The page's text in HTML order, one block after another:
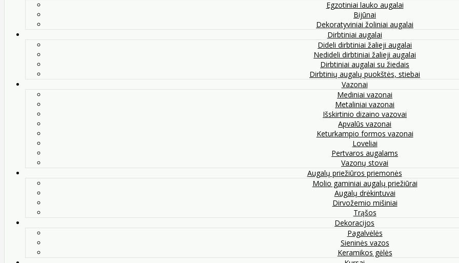
Egzotiniai lauko augalai
Bijūnai
Dekoratyviniai žoliniai augalai
Dirbtiniai augalai
Dideli dirbtiniai žalieji augalai
Nedideli dirbtiniai žalieji augalai
Dirbtiniai augalai su žiedais
Dirbtinių augalų puokštės, stiebai
Vazonai
Mediniai vazonai
Metaliniai vazonai
Išskirtinio dizaino vazovai
Apvalūs vazonai
Keturkampio formos vazonai
Loveliai
Pertvaros augalams
Vazonų stovai
Augalų priežiūros priemonės
Molio gaminiai augalų priežiūrai
Augalų drėkintuvai
Dirvožemio mišiniai
Trąšos
Dekoracijos
Pagalvėlės
Sieninės vazos
Keramikos gėlės